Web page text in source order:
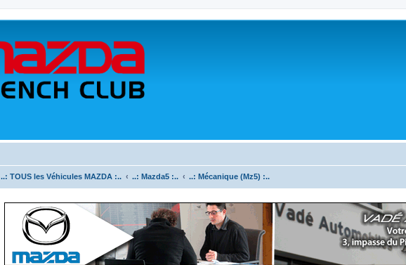
..: TOUS les Véhicules MAZDA :.. ..: Mazda5 :.. ..: Mécanique (Mz5) :..